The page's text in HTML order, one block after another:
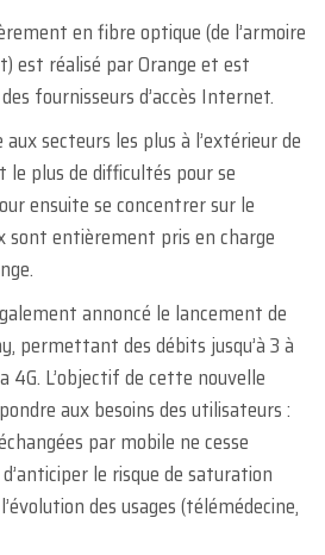
en fibre optique (de l’armoire
est réalisé par Orange et est
fournisseurs d’accès Internet.
secteurs les plus à l’extérieur de
le plus de difficultés pour se
ensuite se concentrer sur le
sont entièrement pris en charge
annoncé le lancement de
permettant des débits jusqu’à 3 à
4G. L’objectif de cette nouvelle
aux besoins des utilisateurs :
par mobile ne cesse
le risque de saturation
des usages (télémédecine,